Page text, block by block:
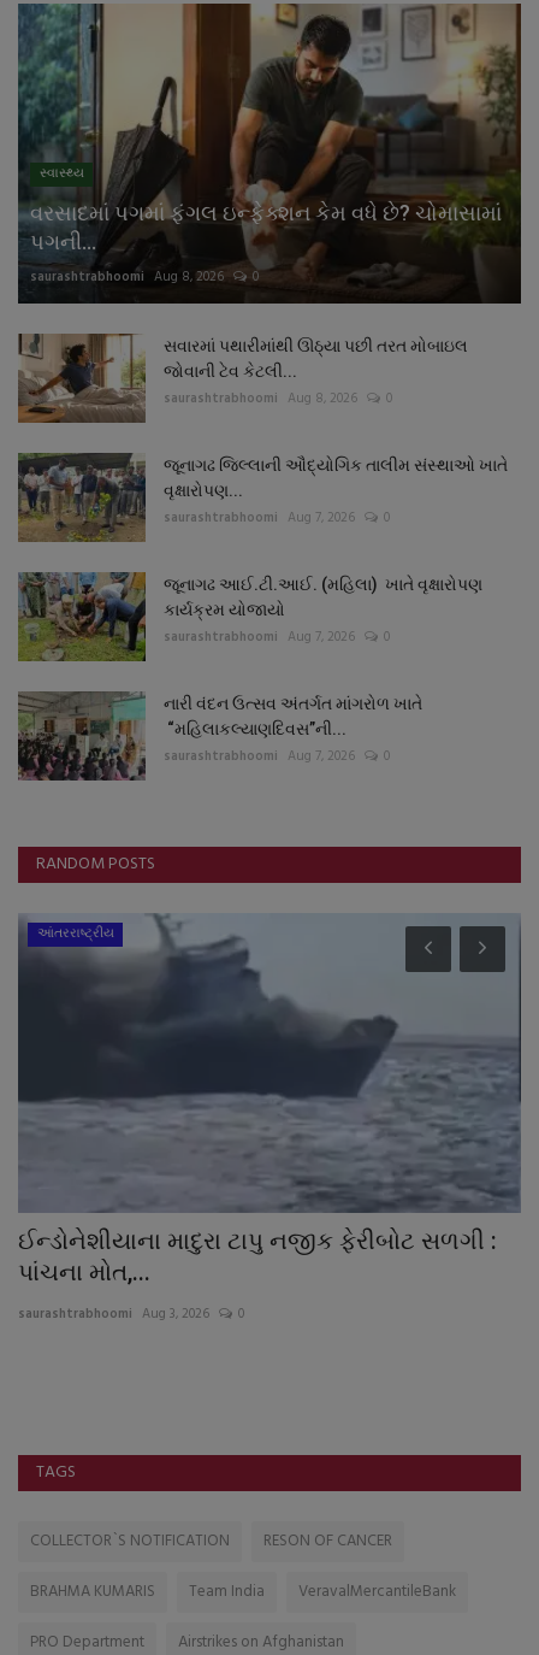
સ્વાસ્થ્ય
વરસાદમાં પગમાં ફંગલ ઇન્ફેક્શન કેમ વધે છે? ચોમાસામાં
પગની...
saurashtrabhoomi Aug 8, 2026 0
સવારમાં પથારીમાંથી ઊઠ્યા પછી તરત મોબાઇલ
જોવાની ટેવ કેટલી...
saurashtrabhoomi Aug 8, 2026 0
જૂનાગઢ જિલ્લાની ઔદ્યોગિક તાલીમ સંસ્થાઓ ખાતે
વૃક્ષારોપણ...
saurashtrabhoomi Aug 7, 2026 0
જૂનાગઢ આઈ.ટી.આઈ. (મહિલા) ખાતે વૃક્ષારોપણ
કાર્યક્રમ યોજાયો
saurashtrabhoomi Aug 7, 2026 0
નારી વંદન ઉત્સવ અંતર્ગત માંગરોળ ખાતે
“મહિલાકલ્યાણદિવસ”ની...
saurashtrabhoomi Aug 7, 2026 0
RANDOM POSTS
આંતરરાષ્ટ્રીય
ઈન્ડોનેશીયાના માદુરા ટાપુ નજીક ફેરીબોટ સળગી :
પાંચના મોત,...
saurashtrabhoomi Aug 3, 2026 0
TAGS
COLLECTOR`S NOTIFICATION
RESON OF CANCER
BRAHMA KUMARIS
Team India
VeravalMercantileBank
PRO Department
Airstrikes on Afghanistan